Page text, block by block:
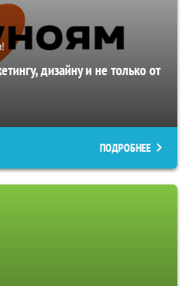
дизайну и не только от
ПОДРОБНЕЕ